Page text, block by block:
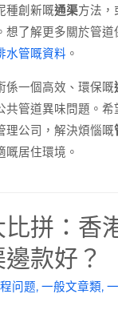
種創新嘅通渠方法，
想了解更多關於管道
水管嘅資料 。
係一個高效、環保嘅
共管道異味問題。希
理公司，解決煩惱嘅
嘅居住環境。
拼：香
款好？
问题,一般文章類,